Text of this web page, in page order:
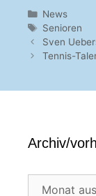
Kategorien
News
Schlagwörter
Senioren
Sven
Tennis-
Archiv/